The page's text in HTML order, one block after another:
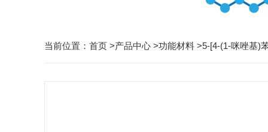
当前位置： 首页 >产品中心 >功能材料 >5-[4-(1-咪唑基)